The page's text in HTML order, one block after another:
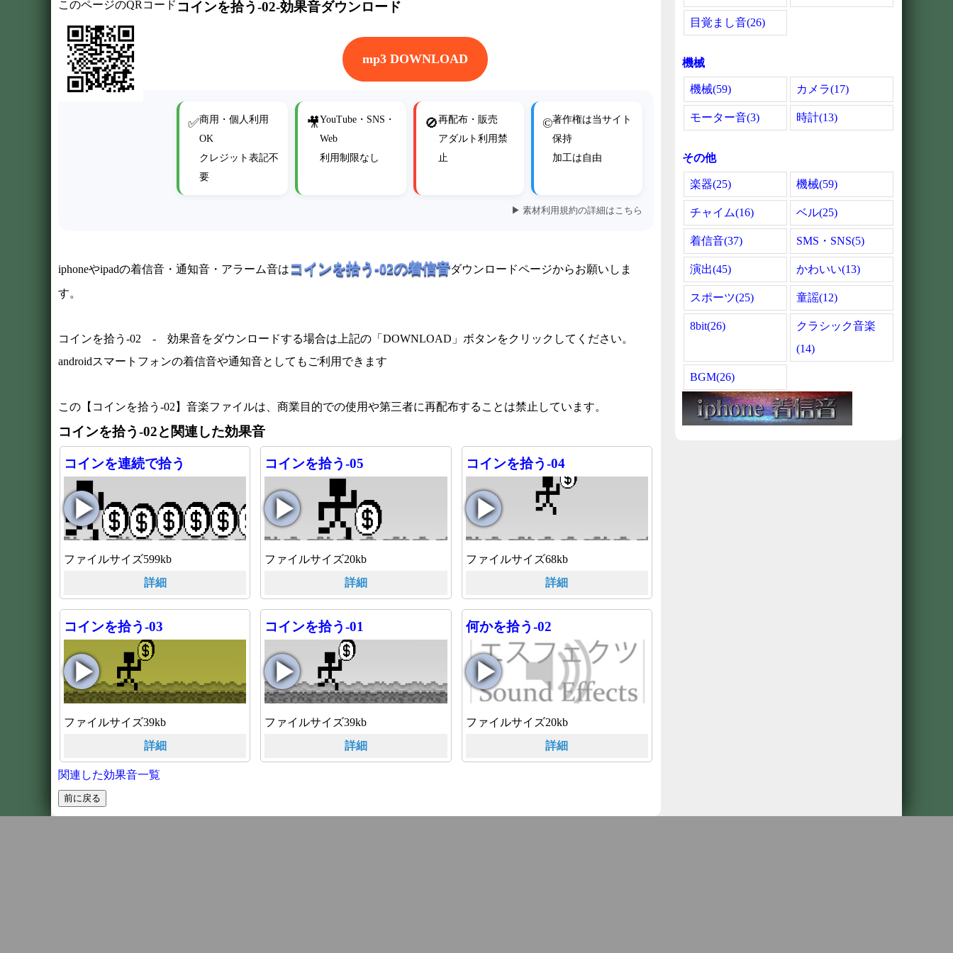
このページのQRコード コインを拾う-02-効果音ダウンロード
mp3 DOWNLOAD
✅商用・個人利用
OK
クレジット表記不
要
🎥YouTube・SNS・
Web
利用制限なし
🚫再配布・販売
アダルト利用禁
止
©著作権は当サイト
保持
加工は自由
▶ 素材利用規約の詳細はこちら
iphoneやipadの着信音・通知音・アラーム音は コインを拾う-02の着信音ダウンロードページからお願いしま
す。
コインを拾う-02 - 効果音をダウンロードする場合は上記の「DOWNLOAD」ボタンをクリックしてください。
androidスマートフォンの着信音や通知音としてもご利用できます
この【コインを拾う-02】音楽ファイルは、商業目的での使用や第三者に再配布することは禁止しています。
コインを拾う-02と関連した効果音
コインを連続で拾う
ファイルサイズ599kb
詳細
コインを拾う-05
ファイルサイズ20kb
詳細
コインを拾う-04
ファイルサイズ68kb
詳細
コインを拾う-03
ファイルサイズ39kb
詳細
コインを拾う-01
ファイルサイズ39kb
詳細
何かを拾う-02
ファイルサイズ20kb
詳細
関連した効果音一覧
目覚まし音(26)
機械
機械(59) カメラ(17)
モーター音(3) 時計(13)
その他
楽器(25) 機械(59)
チャイム(16) ベル(25)
着信音(37) SMS・SNS(5)
演出(45) かわいい(13)
スポーツ(25) 童謡(12)
8bit(26)
クラシック音楽
(14)
BGM(26)